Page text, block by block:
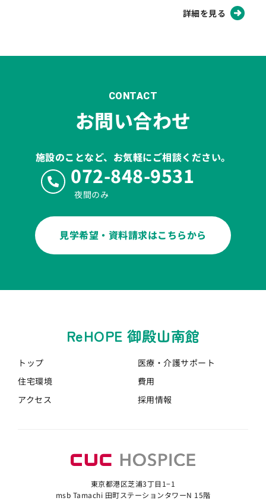
詳細を見る
CONTACT
お問い合わせ
施設のことなど、お気軽にご相談ください。
072-848-9531
夜間のみ
見学希望・資料請求はこちらから
ReHOPE 御殿山南館
トップ 医療・介護サポート
住宅環境
費用
アクセス
採用情報
東京都港区芝浦3丁目1−1
msb Tamachi 田町ステーションタワーN 15階